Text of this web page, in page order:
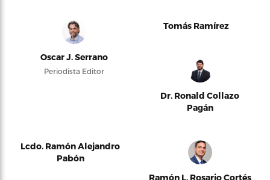
Oscar J. Serrano
Periodista Editor
Tomás Ramírez
Dr. Ronald Collazo
Pagán
Lcdo. Ramón Alejandro
Pabón
Ramón L. Rosario Cortés